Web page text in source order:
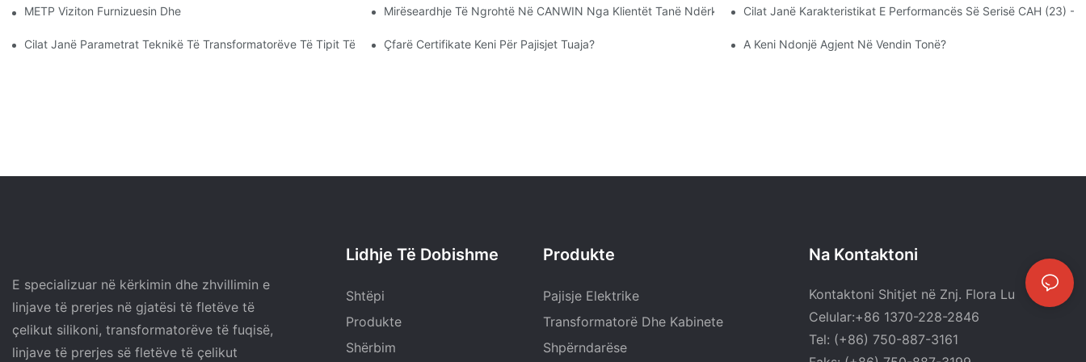
METP Viziton Furnizuesin Dhe Prodhuesit E CANWIN | CANWIN Mirëseardhje Të Ngrohtë Në CANWIN Nga Klientët Tanë NdërkombëtarëCilat Janë Karakteristikat E Performancës Së Serisë CAH (23)
Cilat Janë Parametrat Teknikë Të Transformatorëve Të Tipit Të Thatë? Cilat Janë Funksionet E Tyre Përkatëse?1
Çfarë Certifikate Keni Për Pajisjet Tuaja? A Keni Ndonjë Agjent Në Vendin Tonë?
E specializuar në kërkimin dhe zhvillimin e
linjave të prerjes në gjatësi të fletëve të
çelikut silikoni, transformatorëve të fuqisë,
linjave të prerjes së fletëve të çelikut
Lidhje Të Dobishme
Shtëpi
Produkte
Shërbim
Produkte
Pajisje Elektrike
Transformatorë Dhe Kabinete
Shpërndarëse
Na Kontaktoni
Kontaktoni Shitjet në Znj. Flora Lu
Celular:+86 1370-228-2846
Tel: (+86) 750-887-3161